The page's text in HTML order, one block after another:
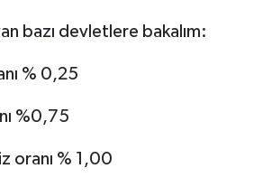
bazı devletlere bakalım:
% 0,25
%0,75
oranı % 1,00